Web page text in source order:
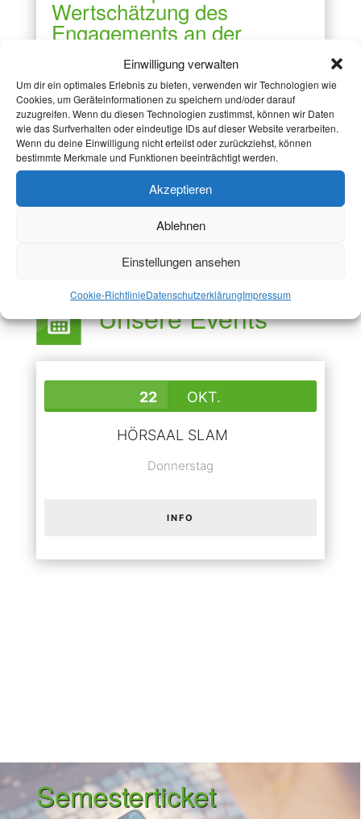
Einwilligung verwalten
Um dir ein optimales Erlebnis zu bieten, verwenden wir Technologien wie
Cookies, um Geräteinformationen zu speichern und/oder darauf
zuzugreifen. Wenn du diesen Technologien zustimmst, können wir Daten
wie das Surfverhalten oder eindeutige IDs auf dieser Website verarbeiten.
Wenn du deine Einwilligung nicht erteilst oder zurückziehst, können
bestimmte Merkmale und Funktionen beeinträchtigt werden.
Akzeptieren
Ablehnen
Einstellungen ansehen
Cookie-RichtlinieDatenschutzerklärungImpressum
Wertschätzung des
Engagements an der
RWTH Aachen
Aktuelles,Pressemitteilung
Studierende und Mitglieder der RWTH
Aachen engagieren sich weit über
Hörsäle, Labore und Prüfungen hinaus.
Sie prägen das Hochschulleben durch
vielfältiges ehrenamtliches...
Unsere Events
22 OKT.
HÖRSAAL SLAM
Donnerstag
INFO
Semesterticket